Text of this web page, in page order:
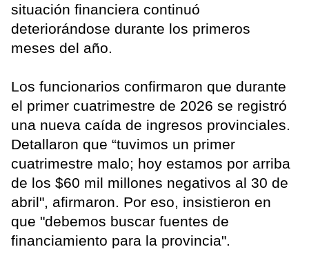
situación financiera continuó
deteriorándose durante los primeros
meses del año.
Los funcionarios confirmaron que durante
el primer cuatrimestre de 2026 se registró
una nueva caída de ingresos provinciales.
Detallaron que “tuvimos un primer
cuatrimestre malo; hoy estamos por arriba
de los $60 mil millones negativos al 30 de
abril", afirmaron. Por eso, insistieron en
que "debemos buscar fuentes de
financiamiento para la provincia".